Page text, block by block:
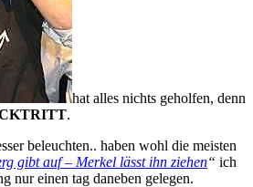
hat alles nichts geholfen, denn
.
beleuchten.. haben wohl die meisten
gibt auf – Merkel lässt ihn ziehen“ ich
nur einen tag daneben gelegen.